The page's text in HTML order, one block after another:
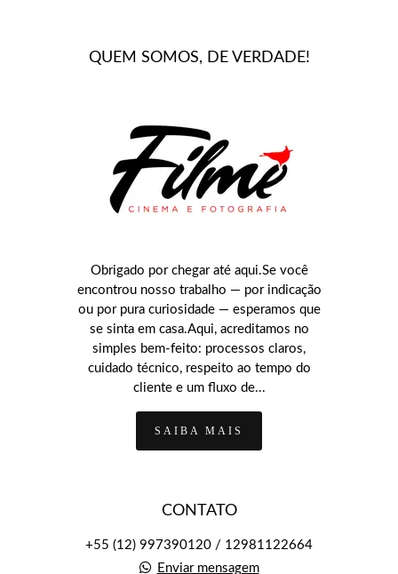
QUEM SOMOS, DE VERDADE!
Obrigado por chegar até aqui.Se você
encontrou nosso trabalho — por indicação
ou por pura curiosidade — esperamos que
se sinta em casa.Aqui, acreditamos no
simples bem-feito: processos claros,
cuidado técnico, respeito ao tempo do
cliente e um fluxo de...
SAIBA MAIS
CONTATO
+55 (12) 997390120 / 12981122664
Enviar mensagem